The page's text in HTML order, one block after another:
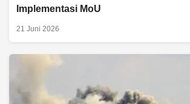
Implementasi MoU
21 Juni 2026